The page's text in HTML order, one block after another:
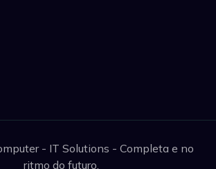
- IT Solutions - Completa e no
ritmo do futuro.